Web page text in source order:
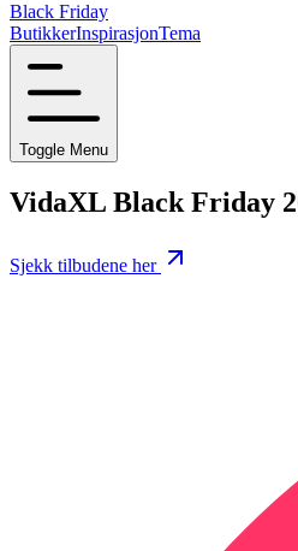
Black Friday
ButikkerInspirasjonTema
Toggle Menu
VidaXL Black Friday
Sjekk tilbudene her